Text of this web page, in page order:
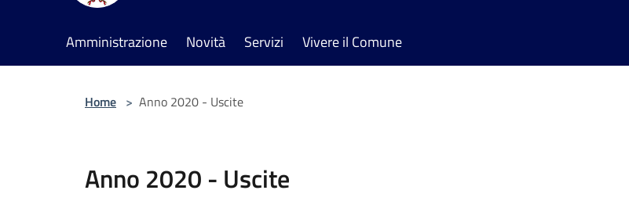
Amministrazione Novità Servizi Vivere il Comune
Home > Anno 2020 - Uscite
Anno 2020 - Uscite